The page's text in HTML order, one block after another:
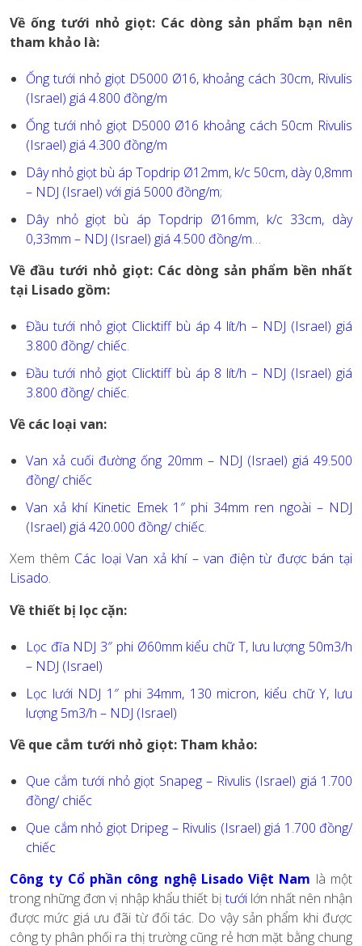
Về ống tưới nhỏ giọt: Các dòng sản phẩm bạn nên
tham khảo là:
Ống tưới nhỏ giọt D5000 Ø16, khoảng cách 30cm, Rivulis
(Israel) giá 4.800 đồng/m
Ống tưới nhỏ giọt D5000 Ø16 khoảng cách 50cm Rivulis
(Israel) giá 4.300 đồng/m
Dây nhỏ giọt bù áp Topdrip Ø12mm, k/c 50cm, dày 0,8mm
– NDJ (Israel) với giá 5000 đồng/m;
Dây nhỏ giọt bù áp Topdrip Ø16mm, k/c 33cm, dày
0,33mm – NDJ (Israel) giá 4.500 đồng/m…
Về đầu tưới nhỏ giọt: Các dòng sản phẩm bền nhất
tại Lisado gồm:
Đầu tưới nhỏ giọt Clicktiff bù áp 4 lít/h – NDJ (Israel) giá
3.800 đồng/ chiếc.
Đầu tưới nhỏ giọt Clicktiff bù áp 8 lít/h – NDJ (Israel) giá
3.800 đồng/ chiếc.
Về các loại van:
Van xả cuối đường ống 20mm – NDJ (Israel) giá 49.500
đồng/ chiếc
Van xả khí Kinetic Emek 1″ phi 34mm ren ngoài – NDJ
(Israel) giá 420.000 đồng/ chiếc.
Xem thêm Các loại Van xả khí – van điện từ được bán tại
Lisado.
Về thiết bị lọc cặn:
Lọc đĩa NDJ 3″ phi Ø60mm kiểu chữ T, lưu lượng 50m3/h
– NDJ (Israel)
Lọc lưới NDJ 1″ phi 34mm, 130 micron, kiểu chữ Y, lưu
lượng 5m3/h – NDJ (Israel)
Về que cắm tưới nhỏ giọt: Tham khảo:
Que cắm tưới nhỏ giọt Snapeg – Rivulis (Israel) giá 1.700
đồng/ chiếc
Que cắm nhỏ giọt Dripeg – Rivulis (Israel) giá 1.700 đồng/
chiếc
Công ty Cổ phần công nghệ Lisado Việt Nam là một
trong những đơn vị nhập khẩu thiết bịtướilớn nhất nên nhận
được mức giá ưu đãi từ đối tác. Do vậy sản phẩm khi được
công ty phân phối ra thị trường cũng rẻ hơn mặt bằng chung